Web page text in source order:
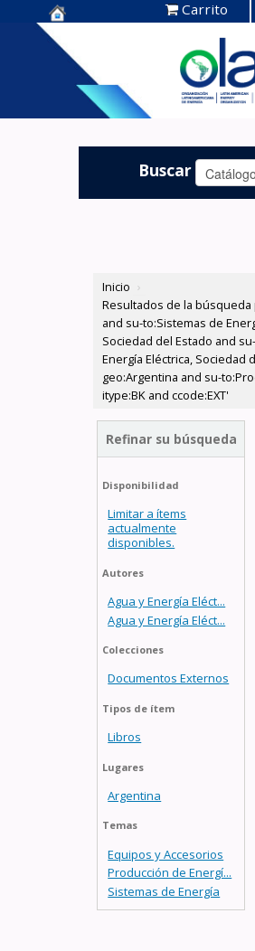
Centro de
Documentación
OLADE -
Carrito
Buscar
Inicio ›
Resultados de la búsqueda
and su-to:Sistemas de
Sociedad del Estado and
Energía Eléctrica, Sociedad
geo:Argentina and su-
itype:BK and ccode:EXT'
Refinar su búsqueda
Disponibilidad
Limitar a ítems
actualmente
disponibles.
Autores
Agua y Energía Eléct...
Agua y Energía Eléct...
Colecciones
Documentos Externos
Tipos de ítem
Libros
Lugares
Argentina
Temas
Equipos y Accesorios
Producción de Energí...
Sistemas de Energía